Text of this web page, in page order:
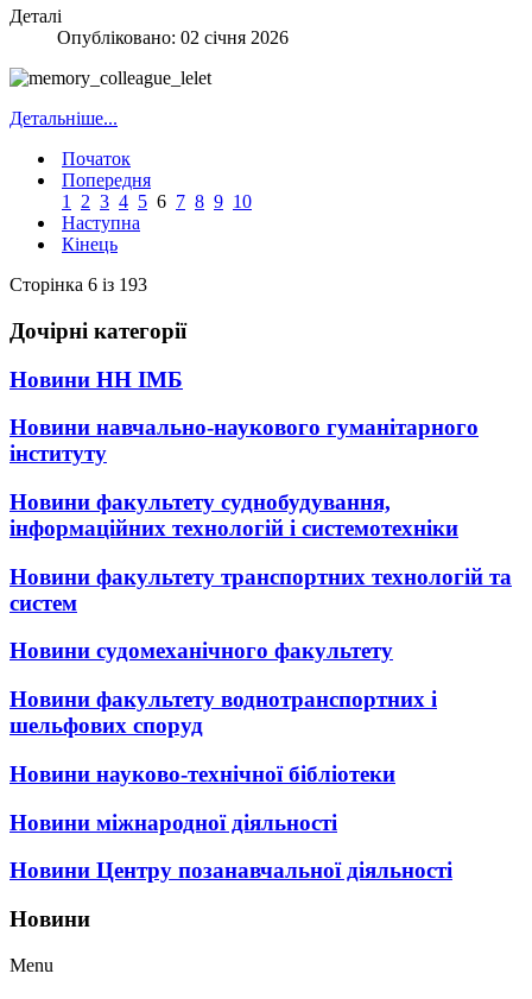
Деталі
Опубліковано: 02 січня 2026
Детальніше...
Початок
Попередня
1
2 3 4 5 6 7 8 9 10
Наступна
Кінець
Сторінка 6 із 193
Дочірні категорії
Новини НН ІМБ
Новини навчально-наукового гуманітарного
інституту
Новини факультету суднобудування,
інформаційних технологій і системотехніки
Новини факультету транспортних технологій та
систем
Новини судомеханічного факультету
Новини факультету воднотранспортних і
шельфових споруд
Новини науково-технічної бібліотеки
Новини міжнародної діяльності
Новини Центру позанавчальної діяльності
Новини
Menu